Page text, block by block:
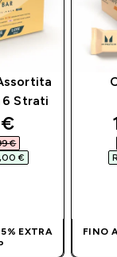
Strati
price
€‎
€‎
EXTRA
FINO